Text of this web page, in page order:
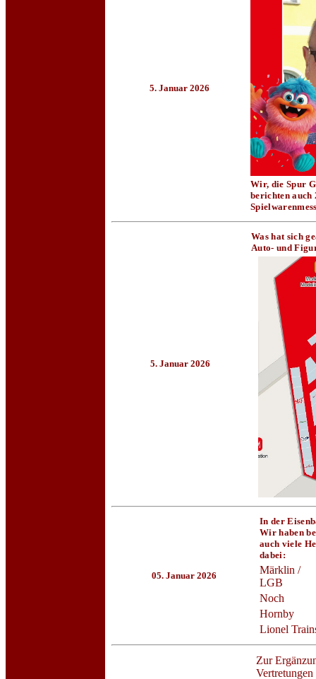
5. Januar 2026
Wir, die Spur
berichten auch
5. Januar 2026
Was hat sich
Auto- und
05. Januar 2026
In der
Wir haben
auch viele
dabei:
Märklin /
LGB
Noch
Hornby
Lionel
Zur